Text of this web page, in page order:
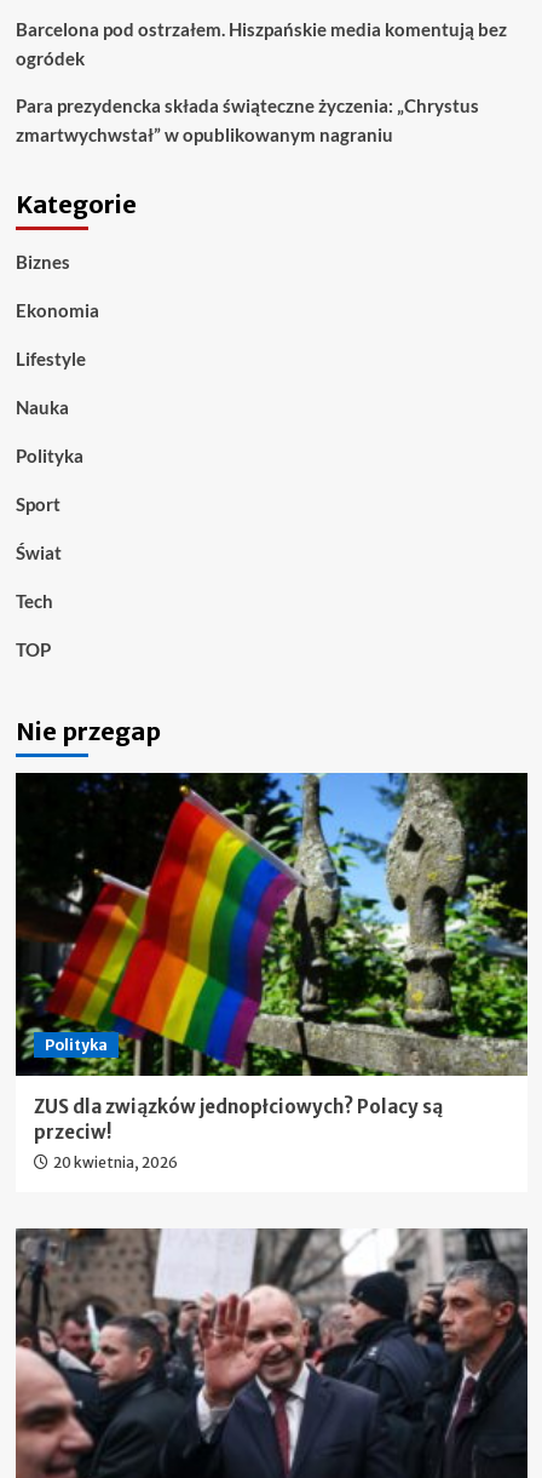
Barcelona pod ostrzałem. Hiszpańskie media komentują bez
ogródek
Para prezydencka składa świąteczne życzenia: „Chrystus
zmartwychwstał” w opublikowanym nagraniu
Kategorie
Biznes
Ekonomia
Lifestyle
Nauka
Polityka
Sport
Świat
Tech
TOP
Nie przegap
Polityka
ZUS dla związków jednopłciowych? Polacy są
przeciw!
20 kwietnia, 2026